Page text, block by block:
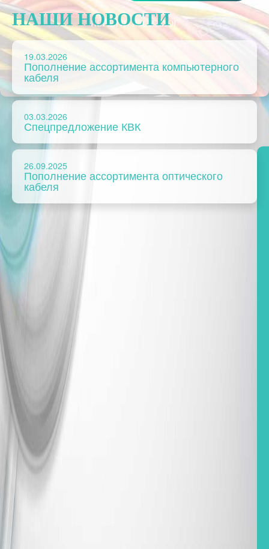
ПЕРЕЙТИ В КАТАЛОГ
НАШИ НОВОСТИ
19.03.2026
Пополнение ассортимента компьютерного
кабеля
03.03.2026
Спецпредложение КВК
26.09.2025
Пополнение ассортимента оптического
кабеля